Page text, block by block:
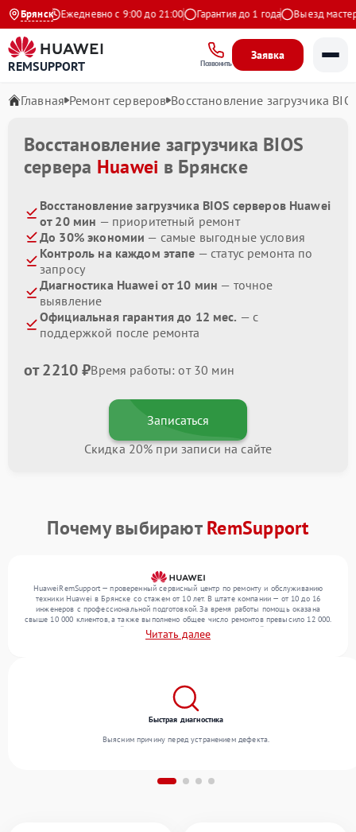
БрянскЕжедневно с 9:00 до 21:00 Гарантия до 1 года Выезд мастера
REMSUPPORT Позвонить
Заявка
Главная Ремонт серверов Восстановление загрузчика
Восстановление загрузчика BIOS
сервера Huawei в Брянске
Восстановление загрузчика BIOS серверов Huawei
от 20 мин — приоритетный ремонт
До 30% экономии — самые выгодные условия
Контроль на каждом этапе — статус ремонта по
запросу
Диагностика Huawei от 10 мин — точное
выявление
Официальная гарантия до 12 мес. — с
поддержкой после ремонта
от 2210 ₽Время работы: от 30 мин
Записаться
Скидка 20% при записи на сайте
Почему выбираютRemSupport
HuaweiRemSupport — проверенный сервисный центр по ремонту и обслуживанию
техники Huawei в Брянске со стажем от 10 лет. В штате компании — от 10 до 16
инженеров с профессиональной подготовкой. За время работы помощь оказана
свыше 10 000 клиентов, а также выполнено общее число ремонтов превысило 12 000.
Ежемесячно в сервисный центр поступает более 300 обращений, включая , , . Мы
устраняем поломки любой сложности и поддерживаем высокий стандарт качества
Читать далее
Быстрая диагностика
Выясним причину перед устранением дефекта.